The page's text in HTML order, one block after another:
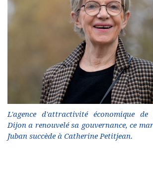
L'agence d'attractivité économique
Dijon a renouvelé sa gouvernance, ce
Juban succède à Catherine Petitjean.